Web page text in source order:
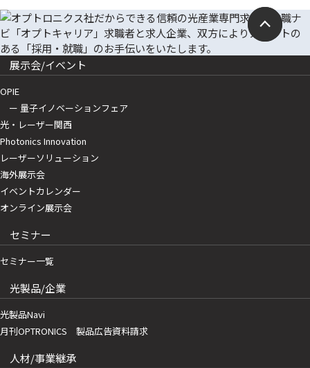
展示会/イベント
OPIE
ー 量子イノベーションフェア
光・レーザー関西
Photonics Innovation
レーザーソリューション
海外展示会
イベントカレンダー
オンライン展示会
セミナー
セミナー一覧
光製品/企業
光製品Navi
月刊OPTRONICS 製品広告資料請求
人材/事業継承